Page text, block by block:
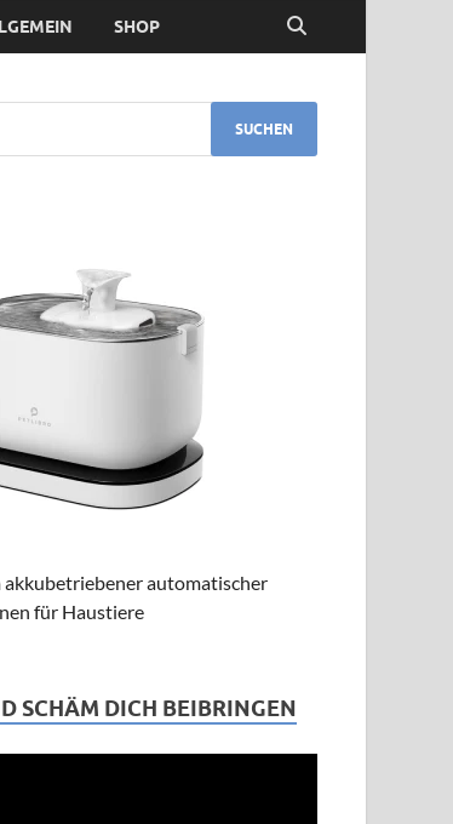
SHOP
bei der Hündin – Antworten
Fragen
akkubetriebener automatischer
für Haustiere
SCHÄM DICH BEIBRINGEN